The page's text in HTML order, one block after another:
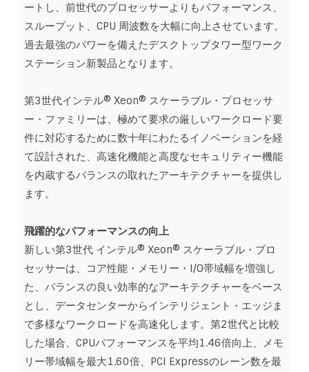
ートし、前世代のプロセッサーよりもパフォーマンス、
スループット、CPU 周波数を大幅に向上させています。
過去最強のパワーを備えたデスクトップタワー型ワーク
ステーション新製品となります。
第3世代インテル® Xeon® スケーラブル・プロセッサ
ー・ファミリーは、極めて要求の厳しいワークロード要
件に対応するために数十年にわたるイノベーションを経
て設計された、高速化機能と高度なセキュリティー機能
を内蔵するバランスの取れたアーキテクチャーを提供し
ます。
飛躍的なパフォーマンスの向上
新しい第3世代 インテル® Xeon® スケーラブル・プロ
セッサーは、コア性能・メモリー・I/O帯域幅を増強し
た、バランスの良い効率的なアーキテクチャーをベース
とし、データセンターからインテリジェント・エッジま
で多様なワークロードを高速化します。第2世代と比較
した場合、CPUパフォーマンスを平均1.46倍向上、メモ
リー帯域幅を最大1.60倍、PCI Expressのレーン数を最